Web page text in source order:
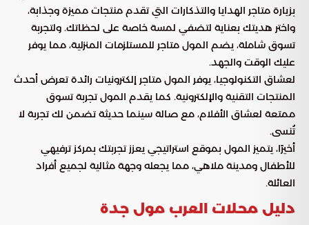
بزيارة متاجر الهدايا والتذكارات التي تقدم منتجات مميزة وجذابة،
واختر هديتك بعناية لتضفي لمسة خاصة على لحظاتك. ولتجربة
تسوق شاملة، يضم المول متاجر للمستلزمات المنزلية، مما يوفر
عليك الوقت والجهد.
لعشاق التكنولوجيا، يوفر المول متاجر إلكترونيات رائدة تعرض أحدث
المنتجات التقنية والإلكترونية. كما يقدم المول تجربة تسوق
ممتعة لعشاق الأفلام، مع صالة سينما حديثة تضمن لك تجربة لا
تُنسى.
أخيرًا، يتميز المول بموقع استراتيجي يعزز تجربتك بمركز ترفيهي
للأطفال ومدينة ملاهي، مما يجعله وجهة مثالية لجميع أفراد
العائلة.
دليل محلات العرب مول جدة